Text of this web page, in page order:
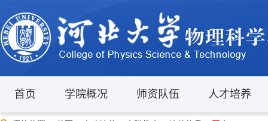
首页 学院概况 师资队伍 人才培养